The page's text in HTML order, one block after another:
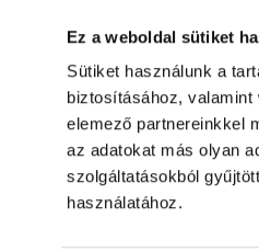
Ez a weboldal sütiket
Sütiket használunk a
biztosításához, valamint
elemező partnereinkkel
az adatokat más olyan
szolgáltatásokból
használatához.
of Siófok